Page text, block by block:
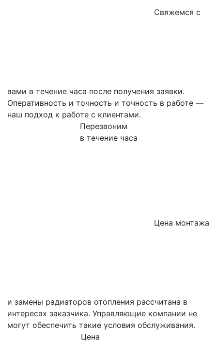
Свяжемся с
вами в течение часа после получения заявки.
Оперативность и точность и точность в работе —
наш подход к работе с клиентами.
Перезвоним
в течение часа
Цена монтажа
и замены радиаторов отопления рассчитана в
интересах заказчика. Управляющие компании не
могут обеспечить такие условия обслуживания.
Цена